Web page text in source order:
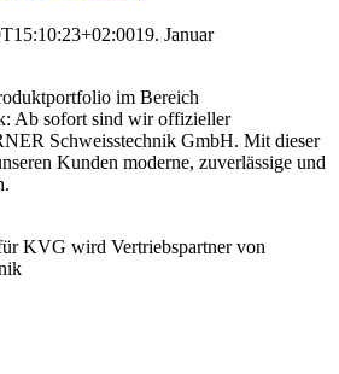
19. Januar
im Bereich
Ab sofort sind wir offizieller
Schweisstechnik GmbH. Mit dieser
Kunden moderne, zuverlässige und
KVG wird Vertriebspartner von